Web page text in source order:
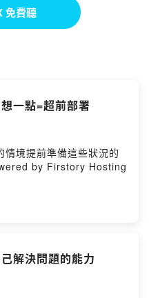
免費聽
一點=超前部署
境提前準備這些狀況的
by Firstory Hosting
解決問題的能力